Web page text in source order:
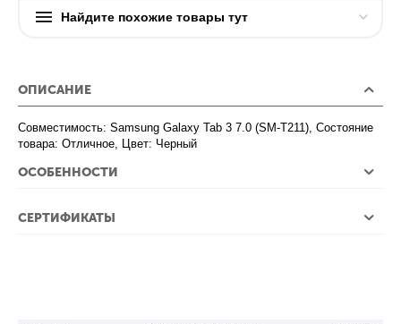
Найдите похожие товары тут
ОПИСАНИЕ
Совместимость: Samsung Galaxy Tab 3 7.0 (SM-T211), Состояние
товара: Отличное, Цвет: Черный
ОСОБЕННОСТИ
СЕРТИФИКАТЫ